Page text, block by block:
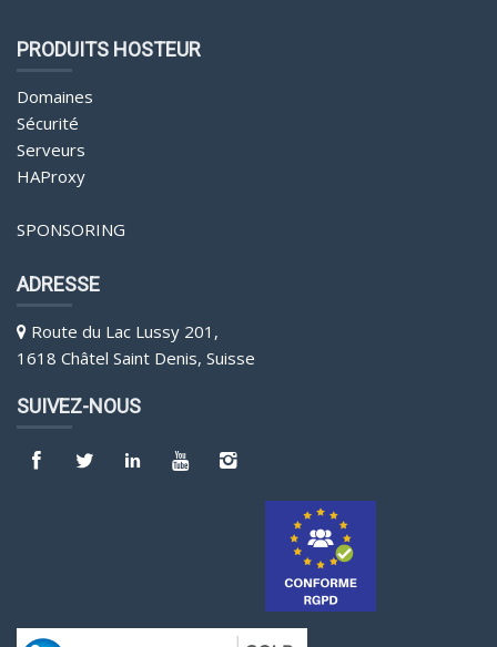
PRODUITS HOSTEUR
Domaines
Sécurité
Serveurs
HAProxy
SPONSORING
ADRESSE
Route du Lac Lussy 201,
1618 Châtel Saint Denis, Suisse
SUIVEZ-NOUS